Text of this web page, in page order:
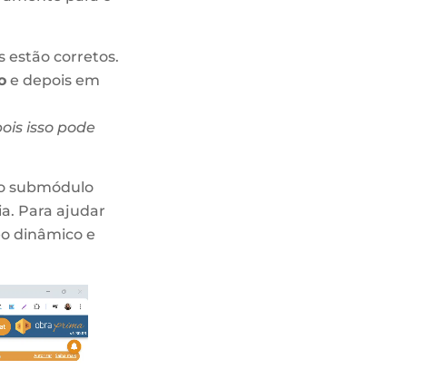
estão corretos.
e depois em
isso pode
submódulo
Para ajudar
dinâmico e